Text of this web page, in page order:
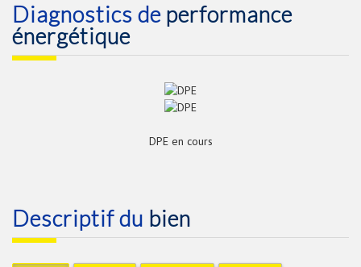
diagnostics de performance
énergétique
DPE en cours
descriptif du bien